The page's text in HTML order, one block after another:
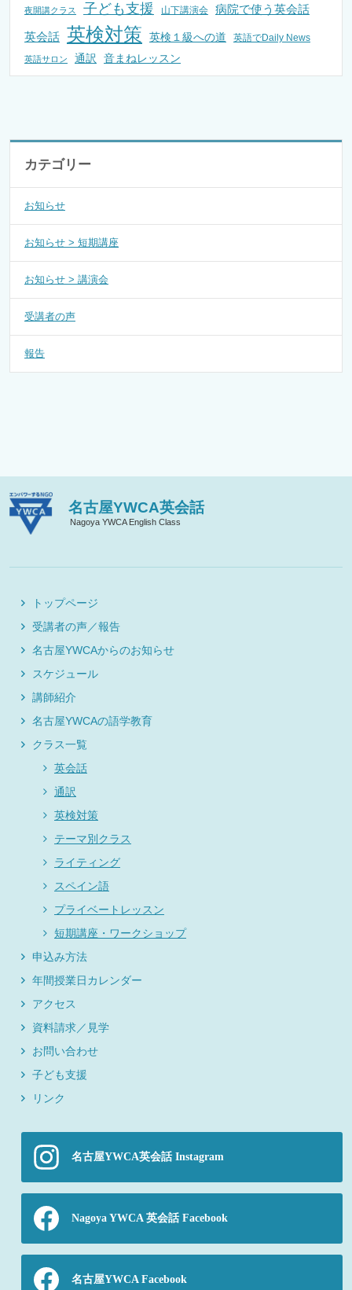
夜開講クラス 子ども支援 山下講演会 病院で使う英会話
英会話 英検対策 英検１級への道 英語でDaily News
英語サロン 通訳 音まねレッスン
カテゴリー
お知らせ
お知らせ > 短期講座
お知らせ > 講演会
受講者の声
報告
名古屋YWCA英会話
Nagoya YWCA English Class
トップページ
受講者の声／報告
名古屋YWCAからのお知らせ
スケジュール
講師紹介
名古屋YWCAの語学教育
クラス一覧
英会話
通訳
英検対策
テーマ別クラス
ライティング
スペイン語
プライベートレッスン
短期講座・ワークショップ
申込み方法
年間授業日カレンダー
アクセス
資料請求／見学
お問い合わせ
子ども支援
リンク
名古屋YWCA英会話 Instagram
Nagoya YWCA 英会話 Facebook
名古屋YWCA Facebook